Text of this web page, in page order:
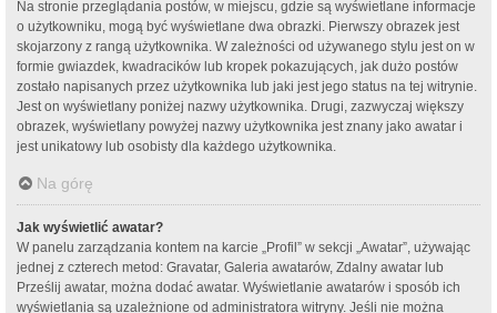
Na stronie przeglądania postów, w miejscu, gdzie są wyświetlane informacje
o użytkowniku, mogą być wyświetlane dwa obrazki. Pierwszy obrazek jest
skojarzony z rangą użytkownika. W zależności od używanego stylu jest on w
formie gwiazdek, kwadracików lub kropek pokazujących, jak dużo postów
zostało napisanych przez użytkownika lub jaki jest jego status na tej witrynie.
Jest on wyświetlany poniżej nazwy użytkownika. Drugi, zazwyczaj większy
obrazek, wyświetlany powyżej nazwy użytkownika jest znany jako awatar i
jest unikatowy lub osobisty dla każdego użytkownika.
Na górę
Jak wyświetlić awatar?
W panelu zarządzania kontem na karcie „Profil” w sekcji „Awatar”, używając
jednej z czterech metod: Gravatar, Galeria awatarów, Zdalny awatar lub
Prześlij awatar, można dodać awatar. Wyświetlanie awatarów i sposób ich
wyświetlania są uzależnione od administratora witryny. Jeśli nie można